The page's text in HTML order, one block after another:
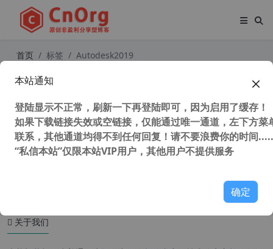
首页 标签 Autodesk2019
注册机
关于我们
本站通知
登陆显示不正常，刷新一下再登陆即可，因为启用了缓存！
如果下载链接失效或空链接，仅能通过唯一通道，左下方菜
联系，其他通道均得不到任何回复！请不要浪费你的时间
“私信本站”仅限本站VIP用户，其他用户不提供服务
确定